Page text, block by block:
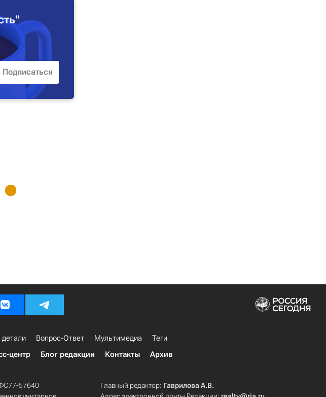
детали Вопрос-Ответ Мультимедиа
Теги
центр Блог редакции Контакты Архив
57640
Главный редактор: Гаврилова А.В.